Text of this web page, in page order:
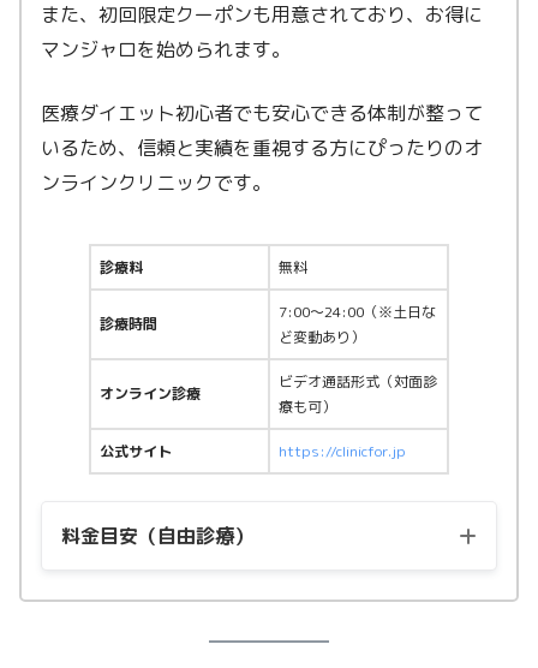
また、初回限定クーポンも用意されており、お得に
マンジャロを始められます。
医療ダイエット初心者でも安心できる体制が整って
いるため、信頼と実績を重視する方にぴったりのオ
ンラインクリニックです。
診療料 無料
診療時間
7:00〜24:00（※土日な
ど変動あり）
オンライン診療
ビデオ通話形式（対面診
療も可）
公式サイト https://clinicfor.jp
料金目安（自由診療）